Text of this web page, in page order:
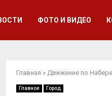
ФОТО И ВИДЕО
Главная » Движение по
Главное Город